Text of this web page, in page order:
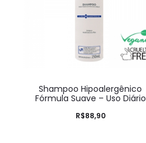
Shampoo Hipoalergênico
Fórmula Suave – Uso Diário
R$88,90